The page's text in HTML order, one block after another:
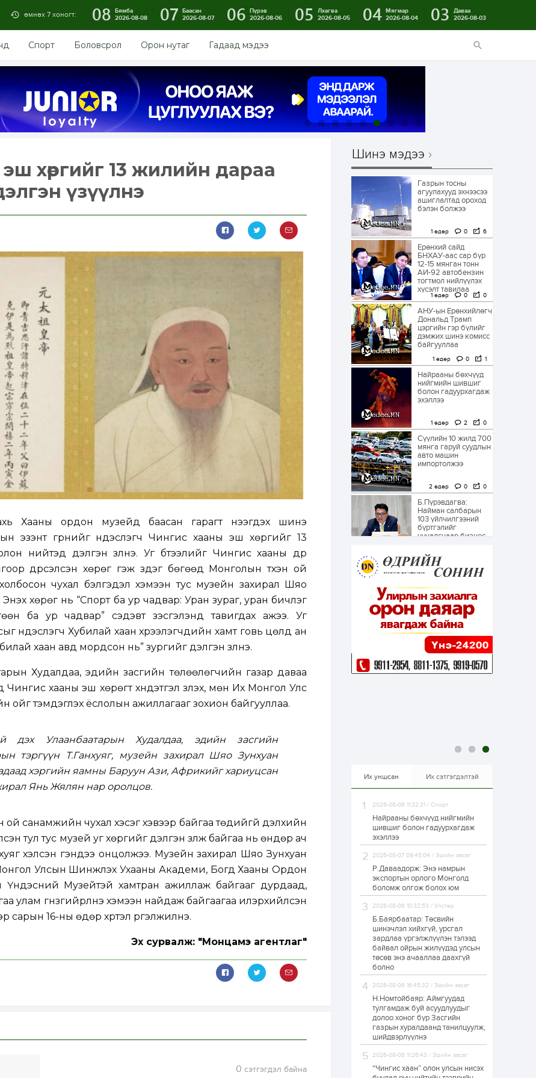
өмнөх 7 хоногт: 08 Бямба
2026-08-08
07 Баасан
2026-08-07
06 Пүрэв
2026-08-06
05
Лхагва
2026-08-05
04 Мягмар
2026-08-04
03
Даваа
2026-08-03
Спорт Боловсрол Орон нутаг Гадаад мэдээ
хөргийг 13 жилийн дараа
үзүүлнэ
Хааны ордон музейд баасан гарагт нээгдэх шинэ
эзэнт гүрнийг үндэслэгч Чингис хааны эш хөргийг 13
нийтэд дэлгэн үзүүлнэ. Уг бүтээлийг Чингис хааны дүр
дүрсэлсэн хөрөг гэж үздэг бөгөөд Монголын түүхэн ой
чухал бэлгэдэл хэмээн тус музейн захирал Шяо
хөрөг нь “Спорт ба ур чадвар: Уран зураг, уран бичлэг
ба ур чадвар” сэдэвт үзэсгэлэнд тавигдах ажээ. Уг
үндэслэгч Хубилай хаан хүрээлэгчдийн хамт говь цөлд ан
хаан авд мордсон нь” зургийг дэлгэн үзүүлнэ.
Худалдаа, эдийн засгийн төлөөлөгчийн газар даваа
хааны эш хөрөгт хүндэтгэл үзүүлэх, мөн Их Монгол Улс
ойг тэмдэглэх ёслолын ажиллагааг зохион байгууллаа.
дэх Улаанбаатарын Худалдаа, эдийн засгийн
тэргүүн Т.Ганхуяг, музейн захирал Шяо Зунхуан
хэргийн яамны Баруун Ази, Африкийг хариуцсан
Янь Жялян нар оролцов.
ой санамжийн чухал хэсэг хэвээр байгаа төдийгүй дэлхийн
тул тус музей уг хөргийг дэлгэн үзүүлж байгаа нь өндөр ач
хэлсэн үгэндээ онцолжээ. Музейн захирал Шяо Зунхуан
Монгол Улсын Шинжлэх Ухааны Академи, Богд Хааны Ордон
Музейтэй хамтран ажиллаж байгааг дурдаад,
улам гүнзгийрүүлнэ хэмээн найдаж байгаагаа илэрхийлсэн
сарын 16-ны өдөр хүртэл үргэлжилнэ.
Эх сурвалж: "Монцамэ агентлаг"
0 сэтгэгдэл байна
Шинэ мэдээ
Газрын тосны
агуулахууд эхнээсээ
ашиглалтад ороход
бэлэн болжээ
1 өдөр 0 6
Ерөнхий сайд
БНХАУ-аас сар бүр
12-15 мянган тонн
АИ-92 автобензин
тогтмол нийлүүлэх
хүсэлт тавилаа
1 өдөр 0 0
АНУ-ын Ерөнхийлөгч
Дональд Трамп
цэргийн гэр бүлийг
дэмжих шинэ комисс
байгууллаа
1 өдөр 0 1
Найрааны бөхчүүд
нийгмийн шившиг
болон гадуурхагдаж
эхэллээ
1 өдөр 2 0
Сүүлийн 10 жилд 700
мянга гаруй суудлын
авто машин
импортолжээ
2 өдөр 0 0
Б.Пүрэвдагва:
Найман салбарын
103 үйлчилгээний
бүртгэлийг
цуцалснаар бизнес
Долдугаар сард
709.503 зөрчил
2 өдөр 0
Цалинтай ээжийн 50
мянган төгрөгийн
тэтгэмжийг 500
мянгад хүргэх
өргөдөлд санал авч
эхэлжээ
өсөж байна
2 өдөр
Худалдагч
Н.Амарзаяа:
хуудастай өрийн
дэвтэр долоо хоногт
2 өдөр 0
Б.Хулан дэлхийн
аварга боллоо
2 өдөр
Р.Даваадорж: Энэ
намрын экспортын
боломж олгож болох
юм
2 өдөр 0
Автомашины улсын
дугаар сондгой
тоогоор төгссөн бол
өнөөдөр шатахуун
авна
Их уншсан Их сэтгэгдэлтэй
2026-08-08 11:32:31 / Спорт
Найрааны бөхчүүд нийгмийн
шившиг болон гадуурхагдаж
эхэллээ
2026-08-07 09:45:04 / Эдийн засаг
Р.Даваадорж: Энэ намрын
экспортын орлого Монголд
боломж олгож болох юм
2026-08-06 10:32:53 / Улстөр
Б.Баярбаатар: Төсвийн
шинэчлэл хийхгүй, урсгал
зардлаа үргэлжлүүлэн тэлээд
байвал ойрын жилүүдэд улсын
төсөв энэ ачааллаа даахгүй
болно
2026-08-06 16:45:32 / Эдийн засаг
Н.Номтойбаяр: Аймгуудад
тулгамдаж буй асуудлуудыг
долоо хоног бүр Засгийн
газрын хуралдаанд танилцуулж,
шийдвэрлүүлнэ
2026-08-06 11:26:43 / Эдийн засаг
“Чингис хаан” олон улсын нисэх